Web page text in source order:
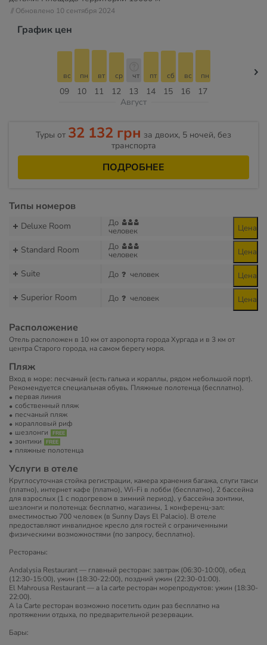
// Обновлено 10 сентября 2024
График цен
09
вс
10
пн
11
вт
12
ср
13
чт
14
пт
15
сб
16
вс
17
пн
Август
Туры от 32 132 грн за двоих, 5 ночей, без
транспорта
ПОДРОБНЕЕ
Типы номеров
Deluxe Room До
человек Цена
Standard Room До
человек Цена
Suite До человек Цена
Superior Room До человек Цена
Расположение
Отель расположен в 10 км от аэропорта города Хургада и в 3 км от
центра Старого города, на самом берегу моря.
Пляж
Вход в море: песчаный (есть галька и кораллы, рядом небольшой порт).
Рекомендуется специальная обувь. Пляжные полотенца (бесплатно).
первая линия
собственный пляж
песчаный пляж
коралловый риф
шезлонги
зонтики
пляжные полотенца
Услуги в отеле
Круглосуточная стойка регистрации, камера хранения багажа, слуги такси
(платно), интернет кафе (платно), Wi-Fi в лобби (бесплатно), 2 бассейна
для взрослых (1 с подогревом в зимний период), у бассейна зонтики,
шезлонги и полотенца: бесплатно, магазины, 1 конференц-зал:
вместимостью 700 человек (в Sunny Days El Palacio). В отеле
предоставляют инвалидное кресло для гостей с ограниченными
физическими возможностями (по запросу, бесплатно).
Рестораны:
Andalysia Restaurant — главный ресторан: завтрак (06:30-10:00), обед
(12:30-15:00), ужин (18:30-22:00), поздний ужин (22:30-01:00).
El Mahrousa Restaurant — a la carte ресторан морепродуктов: ужин (18:30-
22:00).
A la Carte ресторан возможно посетить один раз бесплатно на
протяжении отдыха, по предварительной резервации.
Бары: